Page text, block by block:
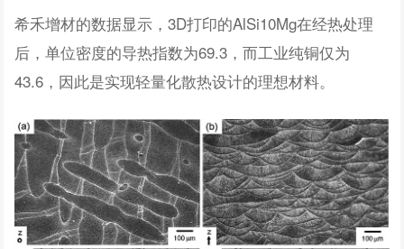
希禾增材的数据显示，3D打印的AlSi10Mg在经热处理
后，单位密度的导热指数为69.3，而工业纯铜仅为
43.6，因此是实现轻量化散热设计的理想材料。